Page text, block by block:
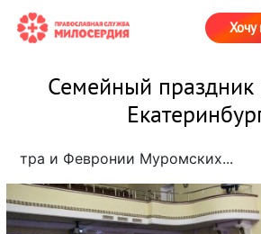
Хочу
Семейный
тра и Февронии Муромских...